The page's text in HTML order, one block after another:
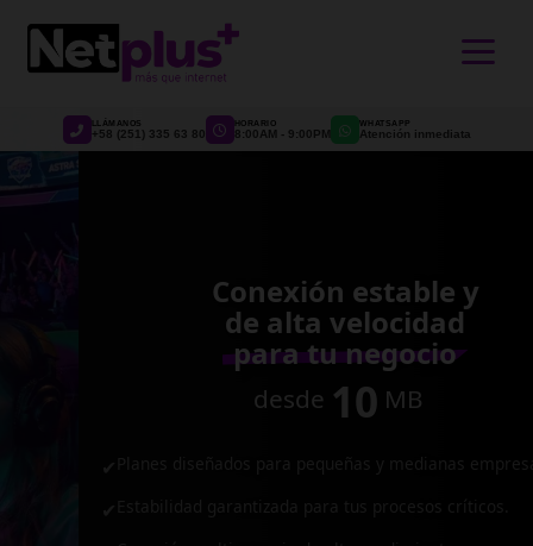
LLÁMANOS
+58 (251) 335 63 80
HORARIO
8:00AM - 9:00PM
WHATSAPP
Atención inmediata
Conexión estable y
de alta velocidad
para tu negocio
desde10MB